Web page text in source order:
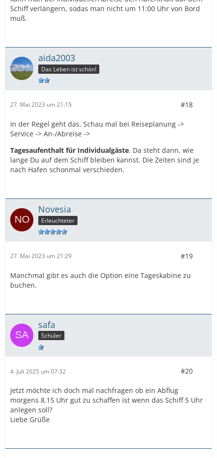
Schiff verlängern, sodas man nicht um 11:00 Uhr von Bord
muß.
aida2003
Das Leben ist schön!
27. Mai 2023 um 21:15 #18
In der Regel geht das. Schau mal bei Reiseplanung ->
Service -> An-/Abreise ->
Tagesaufenthalt für Individualgäste. Da steht dann, wie
lange Du auf dem Schiff bleiben kannst. Die Zeiten sind je
nach Hafen schonmal verschieden.
Novesia
Erleuchteter
27. Mai 2023 um 21:29 #19
Manchmal gibt es auch die Option eine Tageskabine zu
buchen.
safa
Schüler
4. Juli 2025 um 07:32 #20
Jetzt möchte ich doch mal nachfragen ob ein Abflug
morgens 8.15 Uhr gut zu schaffen ist wenn das Schiff 5 Uhr
anlegen soll?
Liebe Grüße